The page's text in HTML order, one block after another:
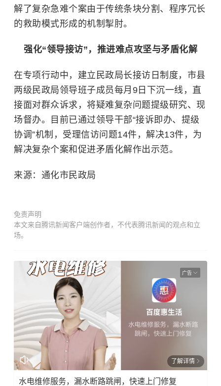
解了复杂急难个案由于传统条块分割、程序冗长
的救助模式形成的机制掣肘。
强化“领导接访”，推进难点攻坚与矛盾化解
在专项行动中，建立民政局长接访日制度，市县
两级民政局领导班子成员每月9日下沉一线，直
接面对群众诉求，将疑难复杂问题提级研究、现
场督办。目前已通过领导干部“接诉即办、提级
协调”机制，受理信访问题14件，解决13件，为
解决复杂个案和促进矛盾化解作出示范。
来源：通化市民政局
免责声明
本文来自腾讯新闻客户端创作者，不代表腾讯新闻的观点和立
场。
广告
了解详情
水电维修服务，漏水断路跳闸，快速上门修复